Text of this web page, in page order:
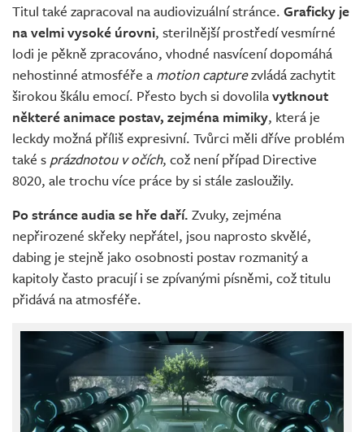
Titul také zapracoval na audiovizuální stránce. Graficky je
na velmi vysoké úrovni, sterilnější prostředí vesmírné
lodi je pěkně zpracováno, vhodné nasvícení dopomáhá
nehostinné atmosféře a motion capturezvládá zachytit
širokou škálu emocí. Přesto bych si dovolilavytknout
některé animace postav, zejména mimiky, která je
leckdy možná příliš expresivní. Tvůrci měli dříve problém
také s prázdnotou v očích, což není případ Directive
8020, ale trochu více práce by si stále zasloužily.
Po stránce audia se hře daří. Zvuky, zejména
nepřirozené skřeky nepřátel, jsou naprosto skvělé,
dabing je stejně jako osobnosti postav rozmanitý a
kapitoly často pracují i se zpívanými písněmi, což titulu
přidává na atmosféře.